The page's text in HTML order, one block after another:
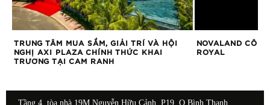
TRUNG TÂM MUA SẮM, GIẢI TRÍ VÀ HỘI
NGHỊ AXI PLAZA CHÍNH THỨC KHAI
TRƯƠNG TẠI CAM RANH
NOVALAND
ROYAL
Tầng 4, tòa nhà 19M Nguyễn Hữu Cảnh, P19, Q.Bình Thạnh,